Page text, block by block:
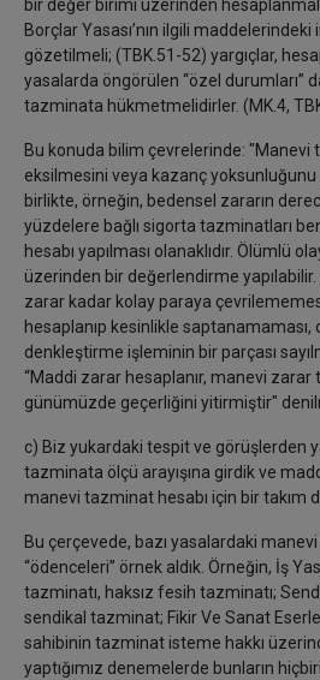
bir değer birimi üzerinden
Borçlar Yasası’nın ilgili
gözetilmeli; (TBK.51-52) yargıçlar,
yasalarda öngörülen “özel durumları”
tazminata hükmetmelidirler. (MK.4,
Bu konuda bilim çevrelerinde: "Manevi
eksilmesini veya kazanç
birlikte, örneğin, bedensel zararın
yüzdelere bağlı sigorta tazminatları
hesabı yapılması olanaklıdır. Ölümlü
üzerinden bir değerlendirme
zarar kadar kolay paraya
hesaplanıp kesinlikle
denkleştirme işleminin bir parçası
“Maddi zarar hesaplanır, manevi zarar
günümüzde geçerliğini yitirmiştir"
c) Biz yukardaki tespit ve görüşlerden
tazminata ölçü arayışına girdik ve
manevi tazminat hesabı için bir takım
Bu çerçevede, bazı yasalardaki
“ödenceleri” örnek aldık. Örneğin, İş
tazminatı, haksız fesih tazminatı;
sendikal tazminat; Fikir Ve Sanat
sahibinin tazminat isteme hakkı
yaptığımız denemelerde bunların